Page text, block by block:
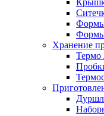
Формы
Хранение
Термо